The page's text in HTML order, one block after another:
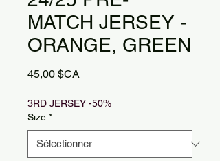
MATCH JERSEY -
ORANGE, GREEN
45,00 $CA
3RD JERSEY -50%
Size *